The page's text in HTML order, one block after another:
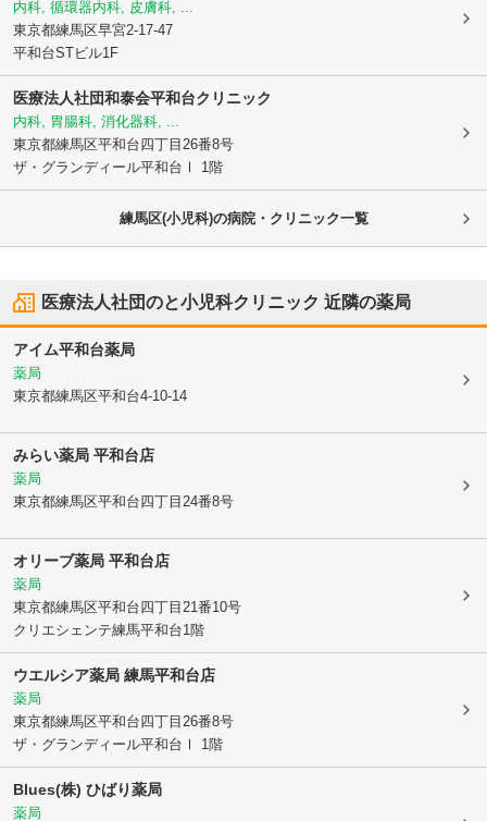
内科, 循環器内科, 皮膚科, ...
東京都練馬区早宮2-17-47
平和台STビル1F
医療法人社団和泰会平和台クリニック
内科, 胃腸科, 消化器科, ...
東京都練馬区平和台四丁目26番8号
ザ・グランディール平和台Ⅰ 1階
練馬区(小児科)の病院・クリニック一覧
医療法人社団のと小児科クリニック 近隣の薬局
アイム平和台薬局
薬局
東京都練馬区平和台4-10-14
みらい薬局 平和台店
薬局
東京都練馬区平和台四丁目24番8号
オリーブ薬局 平和台店
薬局
東京都練馬区平和台四丁目21番10号
クリエシェンテ練馬平和台1階
ウエルシア薬局 練馬平和台店
薬局
東京都練馬区平和台四丁目26番8号
ザ・グランディール平和台Ⅰ 1階
Blues(株) ひばり薬局
薬局